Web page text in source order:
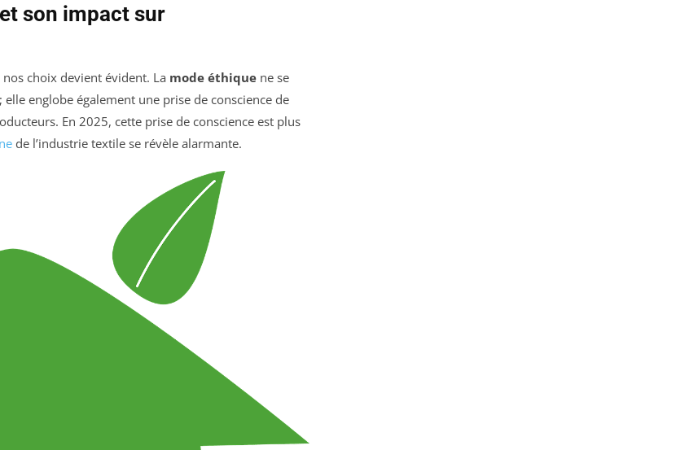
son impact sur
choix devient évident. La mode éthique ne se
englobe également une prise de conscience de
En 2025, cette prise de conscience est plus
de l’industrie textile se révèle alarmante.